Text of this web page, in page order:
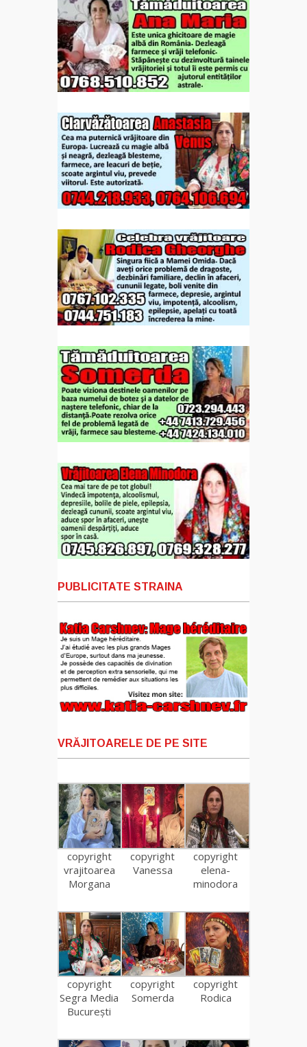
PUBLICITATE STRAINA
VRĂJITOARELE DE PE SITE
copyright
vrajitoarea
Morgana
copyright
Vanessa
copyright
elena-
minodora
copyright
Segra Media
București
copyright
Somerda
copyright
Rodica